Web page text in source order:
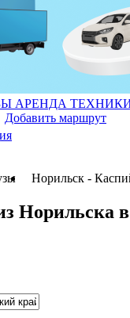
АРЕНДА
Добавить маршрут
Норильск -
Норильска